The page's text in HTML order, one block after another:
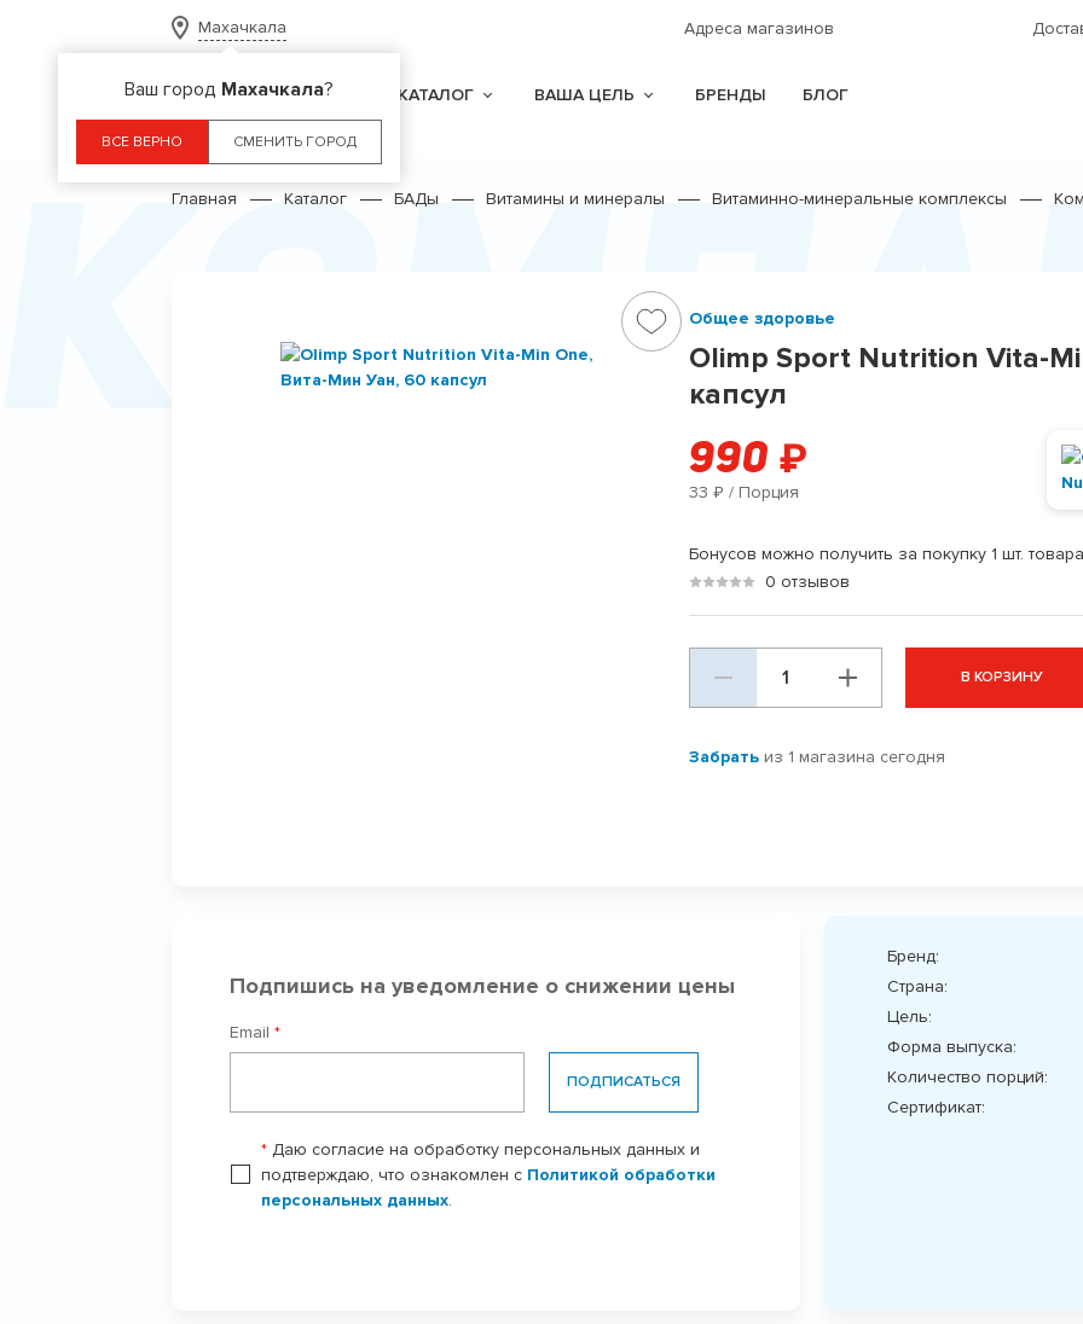
Махачкала
Ваш город Махачкала?
ВСЕ ВЕРНО СМЕНИТЬ ГОРОД
Адреса магазинов
КАТАЛОГ ВАША ЦЕЛЬ БРЕНДЫ БЛОГ
Главная Каталог БАДы Витамины и минералы Витаминно-минеральные комплексы
Общее здоровье
Olimp Sport Nutrition Vita-
капсул
990 ₽
33 ₽ / Порция
Бонусов можно получить за покупку 1 шт.
0 отзывов
В КОРЗИНУ
Забрать из 1 магазина сегодня
Подпишись на уведомление о снижении цены
Email *
ПОДПИСАТЬСЯ
* Даю согласие на обработку персональных данных и
подтверждаю, что ознакомлен с Политикой обработки
персональных данных.
Бренд:
Страна:
Цель:
Форма выпуска:
Количество порций:
Сертификат: